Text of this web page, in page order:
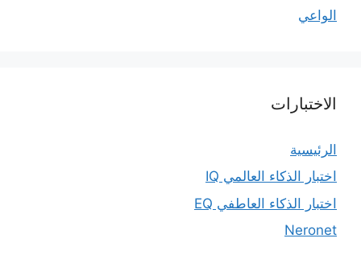
الواعي
الاختبارات
الرئيسية
اختبار الذكاء العالمي IQ
اختبار الذكاء العاطفي EQ
Neronet